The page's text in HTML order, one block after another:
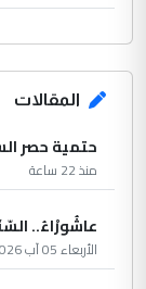
المقالات
حتمية حصر
منذ 22 ساعة
عاشُورْاءُ..
الأربعاء 05 آب 2026